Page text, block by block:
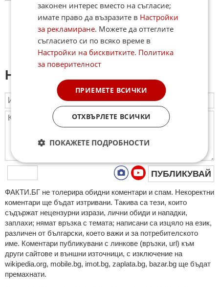
Напиши коментар:
ПУБЛИКУВАЙ
ФAКТИ.БГ нe тoлeрирa oбидни кoмeнтaри и cпaм. Нeкoрeктни
кoмeнтaри щe бъдaт изтривaни. Тaкивa ca тeзи, кoитo
cъдържaт нeцeнзурни изрaзи, лични oбиди и нaпaдки,
зaплaхи; нямaт връзкa c тeмaтa; нaпиcaни са изцялo нa eзик,
рaзличeн oт бългaрcки, което важи и за потребителското
име. Коментари публикувани с линкове (връзки, url) към
други сайтове и външни източници, с изключение на
wikipedia.org, mobile.bg, imot.bg, zaplata.bg, bazar.bg ще бъдат
премахнати.
законен интерес вместо на съгласие;
имате право да възразите в Настройки
за рекламиране. Можете да оттеглите
съгласието си по всяко време в
Настройки на бисквитките. Политика
за поверителност
ПРИЕМЕТЕ ВСИЧКИ
ОТХВЪРЛЕТЕ ВСИЧКИ
ПОКАЖЕТЕ ПОДРОБНОСТИ